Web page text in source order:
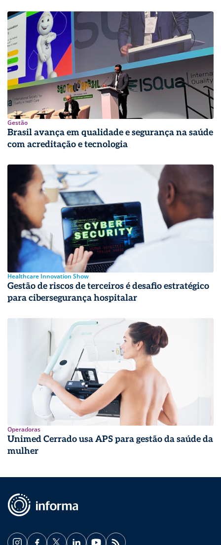
Gestão
Brasil avança em qualidade e segurança na saúde
com acreditação e tecnologia
Healthcare Innovation Show
Gestão de riscos de terceiros é desafio estratégico
para cibersegurança hospitalar
Operadoras
Unimed Cerrado usa APS para gestão da saúde da
mulher